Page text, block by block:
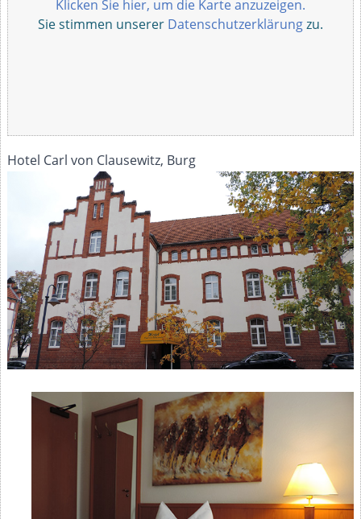
Klicken Sie hier, um die Karte anzuzeigen.
Sie stimmen unserer Datenschutzerklärungzu.
Hotel Carl von Clausewitz, Burg